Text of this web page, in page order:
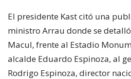
El presidente Kast citó una
ministro Arrau donde se
Macul, frente al Estadio
alcalde Eduardo Espinoza, al
Rodrigo Espinoza, director